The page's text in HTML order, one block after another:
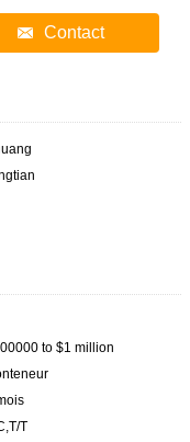
Contact
to $1 million
T